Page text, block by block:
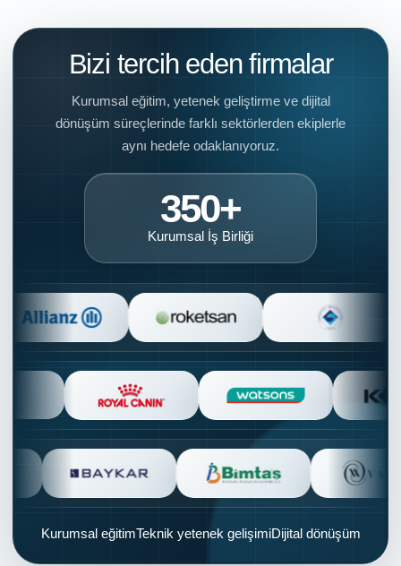
Bizi tercih eden firmalar
Kurumsal eğitim, yetenek geliştirme ve dijital
dönüşüm süreçlerinde farklı sektörlerden ekiplerle
aynı hedefe odaklanıyoruz.
350+
Kurumsal İş Birliği
Kurumsal eğitimTeknik yetenek gelişimiDijital dönüşüm